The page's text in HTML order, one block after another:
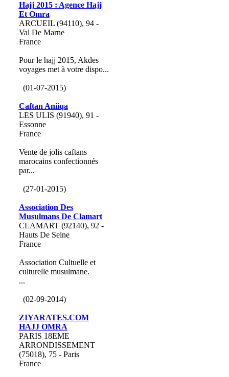
Hajj 2015 : Agence Hajj
Et Omra
ARCUEIL (94110), 94 -
Val De Marne
France
Pour le hajj 2015, Akdes
voyages met à votre dispo...
(01-07-2015)
Caftan Aniiqa
LES ULIS (91940), 91 -
Essonne
France
Vente de jolis caftans
marocains confectionnés
par...
(27-01-2015)
Association Des
Musulmans De Clamart
CLAMART (92140), 92 -
Hauts De Seine
France
Association Cultuelle et
culturelle musulmane.
...
(02-09-2014)
ZIYARATES.COM
HAJJ OMRA
PARIS 18EME
ARRONDISSEMENT
(75018), 75 - Paris
France